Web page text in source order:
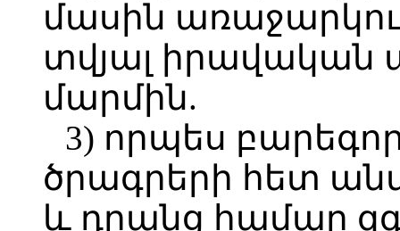
մասին
տվյալ իրավական
մարմին.
3) որպես
ծրագրերի հետ
և դրանց համար